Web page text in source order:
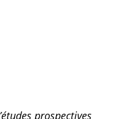
prospectives